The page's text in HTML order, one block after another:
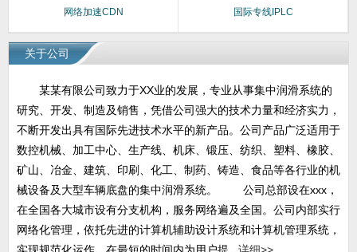
网络加速CDN 国际专线IPLC
关于公司
某某有限公司致力于XX业的发展，专业从事集中润滑系统的
研究、开发、制造及销售，凭借公司强大的技术力量和经济实力，
不断开发出具有国际先进技术水平的新产品。公司产品广泛适用于
数控机械、加工中心、生产线、机床、锻压、纺织、塑料、橡胶、
矿山、冶金、建筑、印刷、化工、制药、铸造、食品等各行业的机
械设备及大型车辆底盘的集中润滑系统。 公司总部设在xxx，
在全国各大城市设有分支机构，服务网络遍及全国。公司内部实行
网络化管理，依托先进的计算机辅助设计系统和计算机管理系统，